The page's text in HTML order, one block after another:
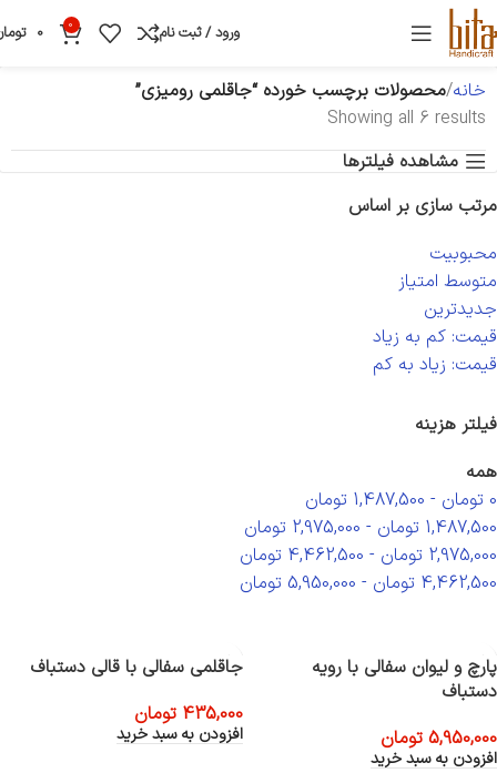
ورود / ثبت نام 0
0
خانه محصولات برچسب خورده “جاقلمی رومیزی”
Showing all 6 results
مشاهده فیلترها
مرتب سازی بر اساس
محبوبیت
متوسط امتیاز
جدیدترین
قیمت: کم به زیاد
قیمت: زیاد به کم
فیلتر هزینه
همه
0 تومان -
1,487,500 تومان
1,487,500 تومان -
2,975,000 تومان
2,975,000 تومان -
4,462,500 تومان
4,462,500 تومان -
5,950,000 تومان
پارچ و لیوان سفالی با رویه
دستباف
5,950,000 تومان
افزودن به سبد خرید
جاقلمی سفالی با قالی دستباف
435,000 تومان
افزودن به سبد خرید